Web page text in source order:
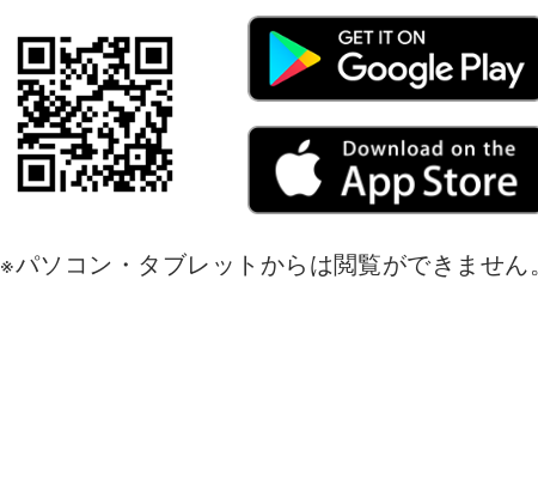
※パソコン・タブレットからは閲覧ができません。